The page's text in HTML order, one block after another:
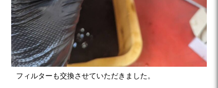
フィルターも交換させていただきました。